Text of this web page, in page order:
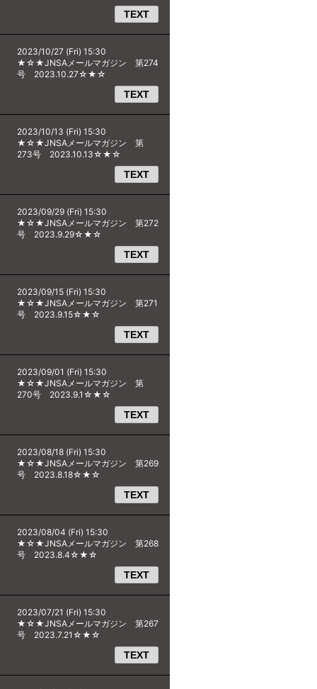
TEXT
2023/10/27 (Fri) 15:30
★☆★JNSAメールマガジン 第274
号 2023.10.27☆★☆
TEXT
2023/10/13 (Fri) 15:30
★☆★JNSAメールマガジン 第
273号 2023.10.13☆★☆
TEXT
2023/09/29 (Fri) 15:30
★☆★JNSAメールマガジン 第272
号 2023.9.29☆★☆
TEXT
2023/09/15 (Fri) 15:30
★☆★JNSAメールマガジン 第271
号 2023.9.15☆★☆
TEXT
2023/09/01 (Fri) 15:30
★☆★JNSAメールマガジン 第
270号 2023.9.1☆★☆
TEXT
2023/08/18 (Fri) 15:30
★☆★JNSAメールマガジン 第269
号 2023.8.18☆★☆
TEXT
2023/08/04 (Fri) 15:30
★☆★JNSAメールマガジン 第268
号 2023.8.4☆★☆
TEXT
2023/07/21 (Fri) 15:30
★☆★JNSAメールマガジン 第267
号 2023.7.21☆★☆
TEXT